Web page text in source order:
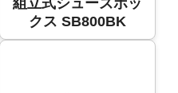
クス SB800BK